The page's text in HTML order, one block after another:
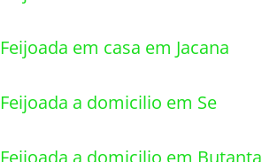
Feijoada em casa em Jacana
Feijoada a domicilio em Se